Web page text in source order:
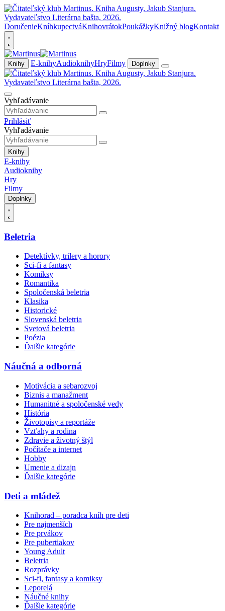
DoručenieKníhkupectváKnihovrátokPoukážkyKnižný blogKontakt
Knihy E-knihyAudioknihyHryFilmy Doplnky
Vyhľadávanie
Prihlásiť
Vyhľadávanie
Knihy
E-knihy
Audioknihy
Hry
Filmy
Doplnky
Beletria
Detektívky, trilery a horory
Sci-fi a fantasy
Komiksy
Romantika
Spoločenská beletria
Klasika
Historické
Slovenská beletria
Svetová beletria
Poézia
Ďalšie kategórie
Náučná a odborná
Motivácia a sebarozvoj
Biznis a manažment
Humanitné a spoločenské vedy
História
Životopisy a reportáže
Vzťahy a rodina
Zdravie a životný štýl
Počítače a internet
Hobby
Umenie a dizajn
Ďalšie kategórie
Deti a mládež
Knihorad – poradca kníh pre deti
Pre najmenších
Pre prvákov
Pre pubertiakov
Young Adult
Beletria
Rozprávky
Sci-fi, fantasy a komiksy
Leporelá
Náučné knihy
Ďalšie kategórie